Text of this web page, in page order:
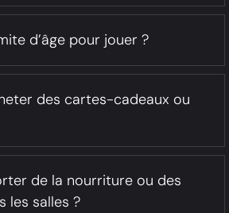
d’âge pour jouer ?
des cartes-cadeaux ou
de la nourriture ou des
les salles ?